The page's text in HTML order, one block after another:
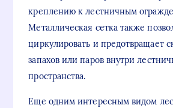
креплению к лестничным
Металлическая сетка также
циркулировать и предотвращает
запахов или паров внутри
пространства.
Еще одним интересным видом